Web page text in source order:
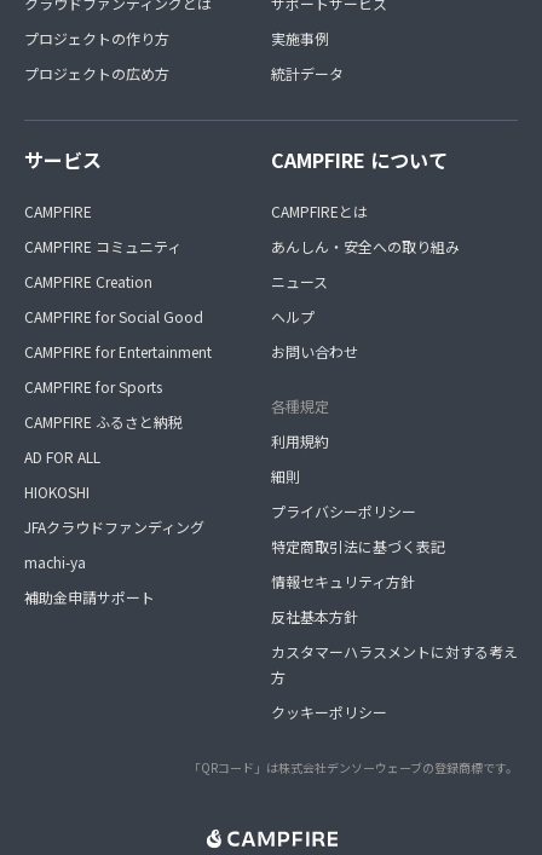
プロジェクトの作り方
プロジェクトの広め方
実施事例
統計データ
サービス
CAMPFIRE
CAMPFIRE コミュニティ
CAMPFIRE Creation
CAMPFIRE for Social Good
CAMPFIRE for Entertainment
CAMPFIRE for Sports
CAMPFIRE ふるさと納税
AD FOR ALL
HIOKOSHI
JFAクラウドファンディング
machi-ya
補助金申請サポート
CAMPFIRE について
CAMPFIREとは
あんしん・安全への取り組み
ニュース
ヘルプ
お問い合わせ
各種規定
利用規約
細則
プライバシーポリシー
特定商取引法に基づく表記
情報セキュリティ方針
反社基本方針
カスタマーハラスメントに対する考え
方
クッキーポリシー
「QRコード」は株式会社デンソーウェーブの登録商標です。